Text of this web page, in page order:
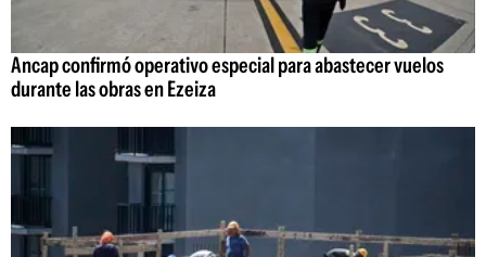
Ancap confirmó operativo especial para abastecer vuelos
durante las obras en Ezeiza